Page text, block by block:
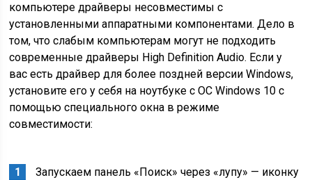
компьютере драйверы несовместимы с
установленными аппаратными компонентами. Дело в
том, что слабым компьютерам могут не подходить
современные драйверы High Definition Audio. Если у
вас есть драйвер для более поздней версии Windows,
установите его у себя на ноутбуке с ОС Windows 10 с
помощью специального окна в режиме
совместимости:
Запускаем панель «Поиск» через «лупу» — иконку